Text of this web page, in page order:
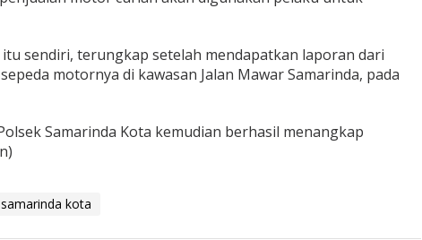
sendiri, terungkap setelah mendapatkan laporan dari
motornya di kawasan Jalan Mawar Samarinda, pada
Samarinda Kota kemudian berhasil menangkap
kota